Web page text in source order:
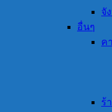
จั
อื่นๆ
ค
ร้